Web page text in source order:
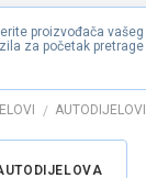
proizvođača vašeg
za početak pretrage
/ AUTODIJELOVI